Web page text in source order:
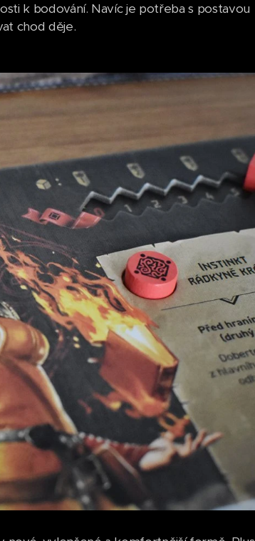
k bodování. Navíc je potřeba s postavou
chod děje.